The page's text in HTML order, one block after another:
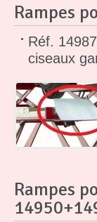
Rampes
Réf.
ciseaux
Rampes